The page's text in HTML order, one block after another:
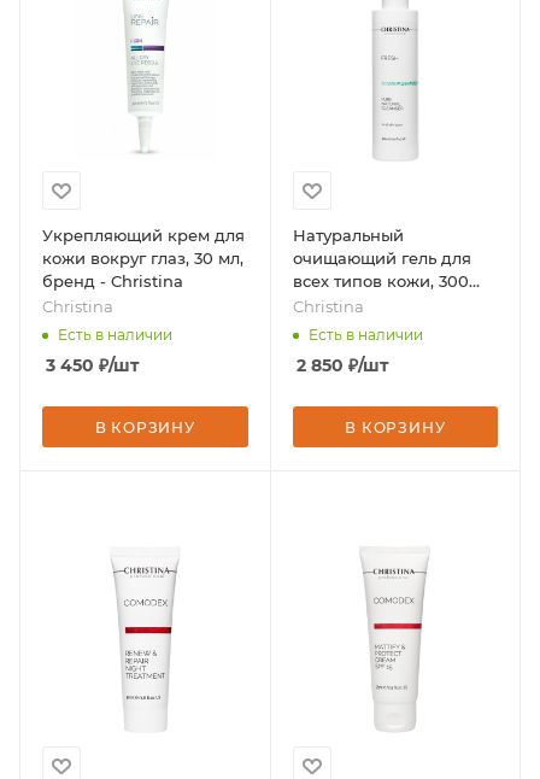
Укрепляющий крем для
кожи вокруг глаз, 30 мл,
бренд - Christina
Christina
Есть в наличии
3 450 ₽/шт
В КОРЗИНУ
Натуральный
очищающий гель для
всех типов кожи, 300
мл, бренд - Christina
Christina
Есть в наличии
2 850 ₽/шт
В КОРЗИНУ